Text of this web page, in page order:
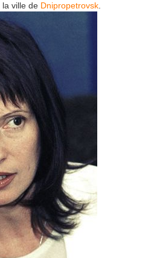
ville de Dnipropetrovsk